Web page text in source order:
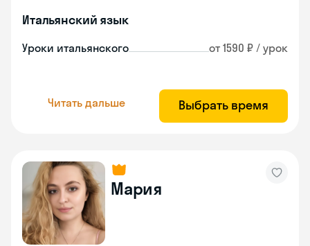
Итальянский язык
Уроки итальянского от 1590 ₽ / урок
Читать дальше Выбрать время
Мария